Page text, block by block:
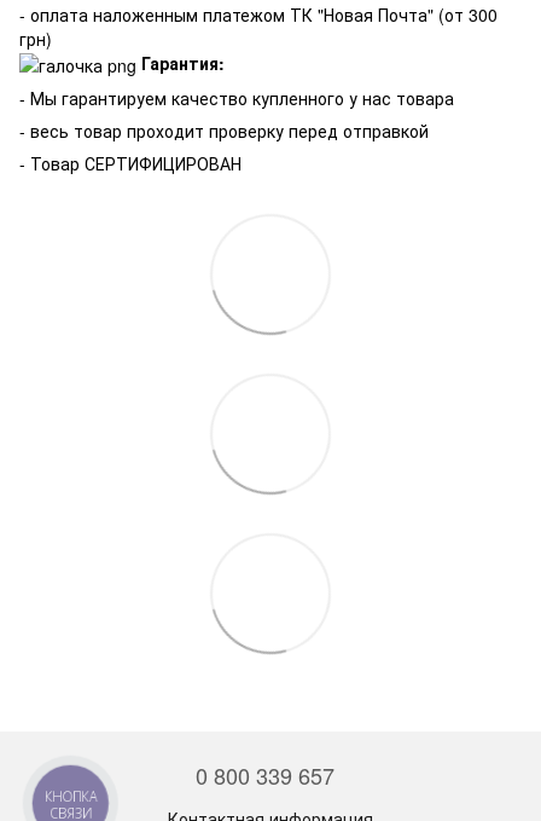
- оплата наложенным платежом ТК "Новая Почта" (от 300
грн)
Гарантия:
- Мы гарантируем качество купленного у нас товара
- весь товар проходит проверку перед отправкой
- Товар СЕРТИФИЦИРОВАН
0 800 339 657
КНОПКА
СВЯЗИ